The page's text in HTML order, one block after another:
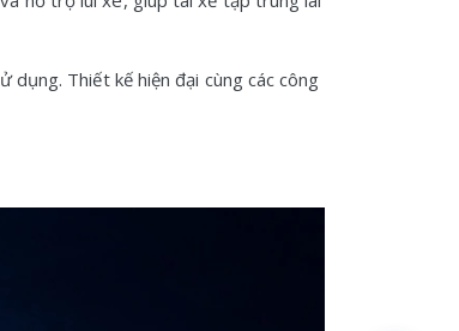
Thiết kế hiện đại cùng các công